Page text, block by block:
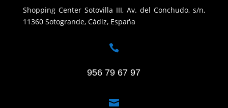
Shopping Center Sotovilla III, Av. del Conchudo, s/n,
11360 Sotogrande, Cádiz, España

956 79 67 97
